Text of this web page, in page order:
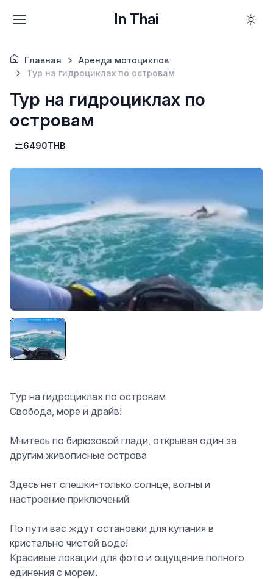
In Thai
Главная
Аренда мотоциклов
Тур на гидроциклах по островам
Тур на гидроциклах по
островам
6490THB
Тур на гидроциклах по островам
Свобода, море и драйв!
Мчитесь по бирюзовой глади, открывая один за
другим живописные острова
Здесь нет спешки-только солнце, волны и
настроение приключений
По пути вас ждут остановки для купания в
кристально чистой воде!
Красивые локации для фото и ощущение полного
единения с морем.